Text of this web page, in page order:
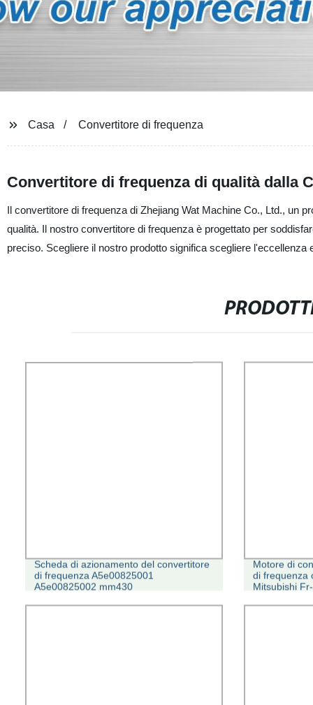
Casa Convertitore di frequenza
Convertitore di frequenza di qualità dalla
Il convertitore di frequenza di Zhejiang Wat Machine Co., Ltd., un
qualità. Il nostro convertitore di frequenza è progettato per
preciso. Scegliere il nostro prodotto significa scegliere l'eccellenza
Scheda di azionamento del convertitore
di frequenza A5e00825001
A5e00825002 mm430
Motore di
di frequenza
Mitsubishi